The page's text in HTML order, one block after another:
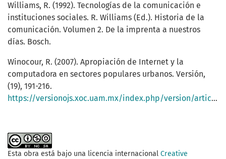
Williams, R. (1992). Tecnologías de la comunicación e
instituciones sociales. R. Williams (Ed.). Historia de la
comunicación. Volumen 2. De la imprenta a nuestros
días. Bosch.
Winocour, R. (2007). Apropiación de Internet y la
computadora en sectores populares urbanos. Versión,
(19), 191-216.
https://versionojs.xoc.uam.mx/index.php/version/article/view/299/298
Esta obra está bajo una licencia internacional Creative